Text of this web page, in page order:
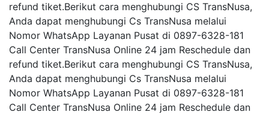
refund tiket.Berikut cara menghubungi CS TransNusa,
Anda dapat menghubungi Cs TransNusa melalui
Nomor WhatsApp Layanan Pusat di 0897-6328-181
Call Center TransNusa Online 24 jam Reschedule dan
refund tiket.Berikut cara menghubungi CS TransNusa,
Anda dapat menghubungi Cs TransNusa melalui
Nomor WhatsApp Layanan Pusat di 0897-6328-181
Call Center TransNusa Online 24 jam Reschedule dan